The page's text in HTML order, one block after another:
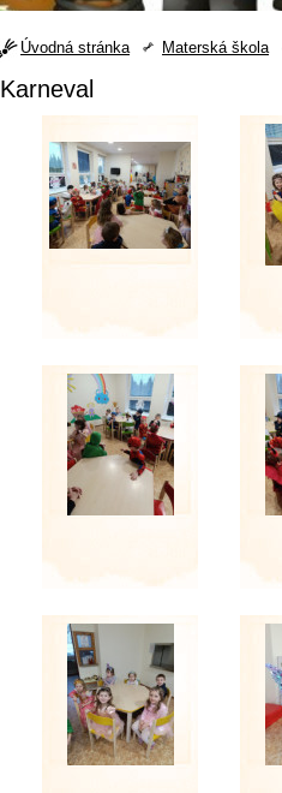
Úvodná stránka Materská škola
Karneval